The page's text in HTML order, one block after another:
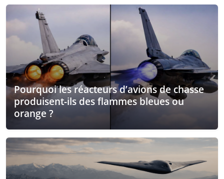
Pourquoi les réacteurs d’avions de chasse
produisent-ils des flammes bleues ou
orange ?